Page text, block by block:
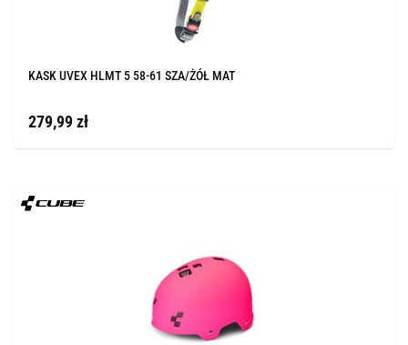
KASK UVEX HLMT 5 58-61 SZA/ŻÓŁ MAT
279,99 zł